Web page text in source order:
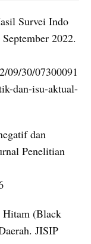
Survei Indo
2022.
09/30/07300091
dan-isu-aktual-
dan
Penelitian
Hitam (Black
JISIP